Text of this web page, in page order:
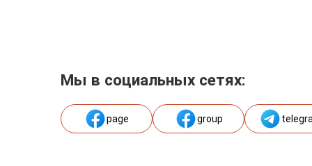
Мы в социальных сетях:
page group